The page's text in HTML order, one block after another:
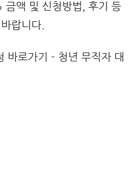
액 및 신청방법, 후기 등
랍니다.